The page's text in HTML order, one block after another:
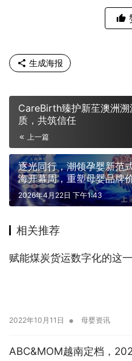
生成海报
CareBirth臻护新苼澳洲
质，共筑信任
上一篇
逐光同行，潮领孕婴新范
海开幕周，重塑母婴品牌
2026年4月22日 下午1:43
相关推荐
赋能煤炭货运数字化的这
2022年10月11日 • 母婴资讯
ABC&MOM越南定档，